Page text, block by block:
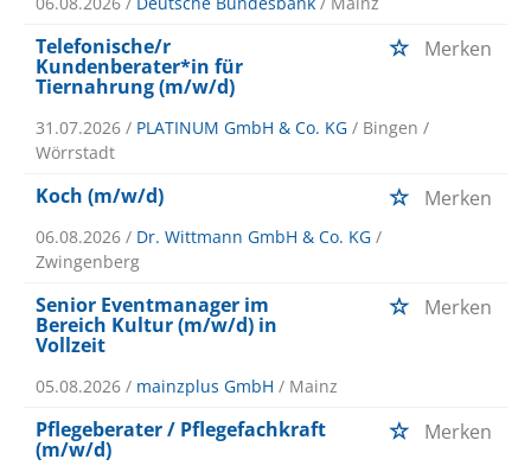
Telefonische/r
Kundenberater*in für
Tiernahrung (m/w/d)
Merken
31.07.2026 / PLATINUM GmbH & Co. KG / Bingen /
Wörrstadt
Koch (m/w/d) Merken
06.08.2026 / Dr. Wittmann GmbH & Co. KG /
Zwingenberg
Senior Eventmanager im
Bereich Kultur (m/w/d) in
Vollzeit
Merken
05.08.2026 / mainzplus GmbH / Mainz
Pflegeberater / Pflegefachkraft
(m/w/d)
Merken